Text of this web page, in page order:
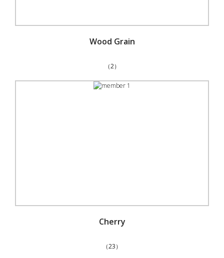
Wood Grain
（2）
Cherry
（23）